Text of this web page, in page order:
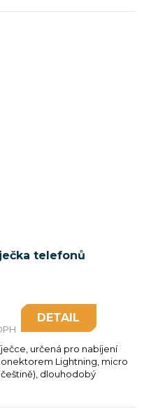
telefonů
DETAIL
určená pro nabíjení
Lightning, micro
dlouhodobý